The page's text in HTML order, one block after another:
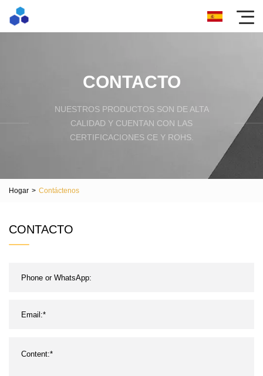
CONTACTO
NUESTROS PRODUCTOS SON DE ALTA
CALIDAD Y CUENTAN CON LAS
CERTIFICACIONES CE Y ROHS.
Hogar > Contáctenos
CONTACTO